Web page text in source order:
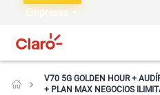
Empresas
V70 5G GOLDEN HOUR +
+ PLAN MAX NEGOCIOS